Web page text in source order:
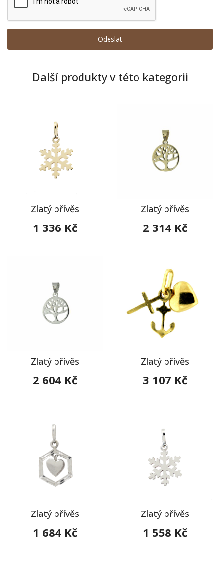
Další produkty v této kategorii
Zlatý přívěs
1 336 Kč
Zlatý přívěs
2 314 Kč
Zlatý přívěs
2 604 Kč
Zlatý přívěs
3 107 Kč
Zlatý přívěs
1 684 Kč
Zlatý přívěs
1 558 Kč